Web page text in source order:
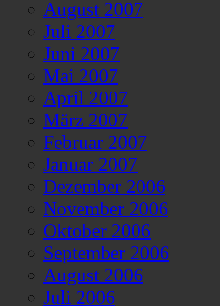
August 2007
Juli 2007
Juni 2007
Mai 2007
April 2007
März 2007
Februar 2007
Januar 2007
Dezember 2006
November 2006
Oktober 2006
September 2006
August 2006
Juli 2006